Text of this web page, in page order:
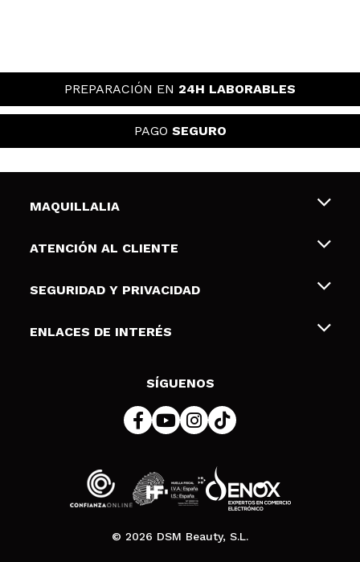
PREPARACIÓN EN 24H LABORABLES
PAGO SEGURO
MAQUILLALIA
Sobre nosotros
Tarjetas de Regalo
ATENCIÓN AL CLIENTE
Envíos y devoluciones
Formas de pago
SEGURIDAD Y PRIVACIDAD
Terminos y condiciones de uso
Política de cookies
ENLACES DE INTERÉS
SÍGUENOS
© 2026 DSM Beauty, S.L.